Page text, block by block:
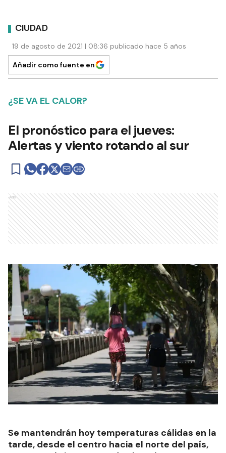
CIUDAD
19 de agosto de 2021 | 08:36 publicado hace 5 años
Añadir como fuente en
¿SE VA EL CALOR?
El pronóstico para el jueves:
Alertas y viento rotando al sur
Ads
Se mantendrán hoy temperaturas cálidas en la
tarde, desde el centro hacia el norte del país,